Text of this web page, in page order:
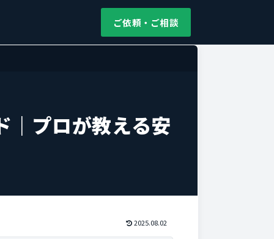
ご依頼・ご相談
｜プロが教える安
2025.08.02